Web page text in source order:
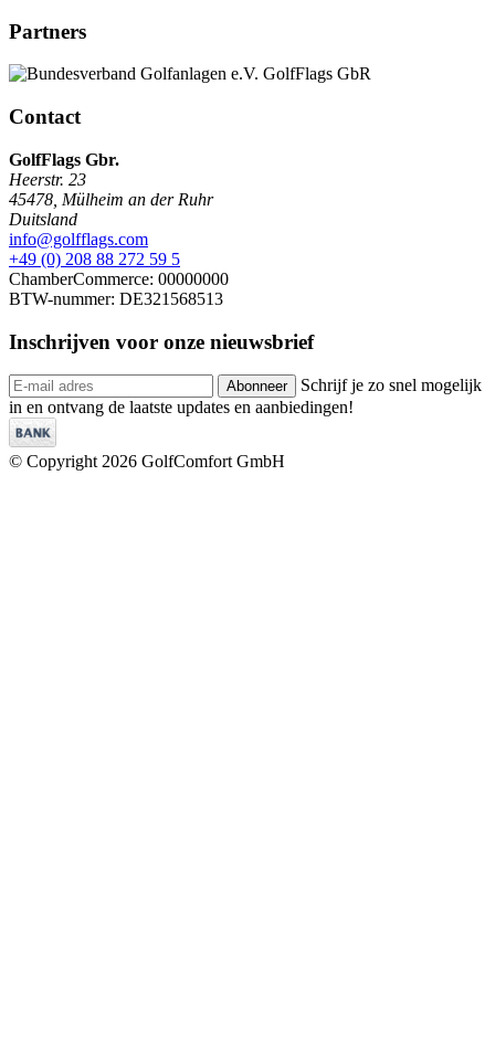
Partners
Contact
GolfFlags Gbr.
Heerstr. 23
45478 Mülheim an der Ruhr
Duitsland
info@golfflags.com
+49 (0) 208 88 272 59 5
ChamberCommerce: 00000000
BTW-nummer: DE321568513
Inschrijven voor onze nieuwsbrief
Abonneer
Schrijf je zo snel mogelijk
in en ontvang de laatste updates en aanbiedingen!
© Copyright 2026 GolfComfort GmbH